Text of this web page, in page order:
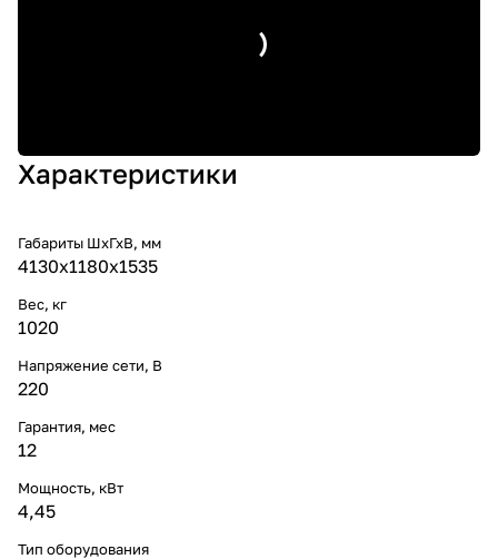
Характеристики
Габариты ШхГхВ, мм
4130х1180х1535
Вес, кг
1020
Напряжение сети, В
220
Гарантия, мес
12
Мощность, кВт
4,45
Тип оборудования